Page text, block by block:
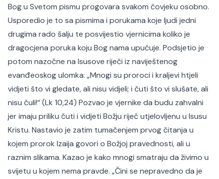
Bog u Svetom pismu progovara svakom čovjeku osobno.
Usporedio je to sa pismima i porukama koje ljudi jedni
drugima rado šalju te posvijestio vjernicima koliko je
dragocjena poruka koju Bog nama upućuje. Podsjetio je
potom nazočne na Isusove riječi iz naviještenog
evanđeoskog ulomka: „Mnogi su proroci i kraljevi htjeli
vidjeti što vi gledate, ali nisu vidjeli; i čuti što vi slušate, ali
nisu čuli!“ (Lk 10,24) Pozvao je vjernike da budu zahvalni
jer imaju priliku čuti i vidjeti Božju riječ utjelovljenu u Isusu
Kristu. Nastavio je zatim tumačenjem prvog čitanja u
kojem prorok Izaija govori o Božjoj pravednosti, ali u
raznim slikama. Kazao je kako mnogi smatraju da živimo u
svijetu u kojem nema pravde. „Čini se nepravedno da je